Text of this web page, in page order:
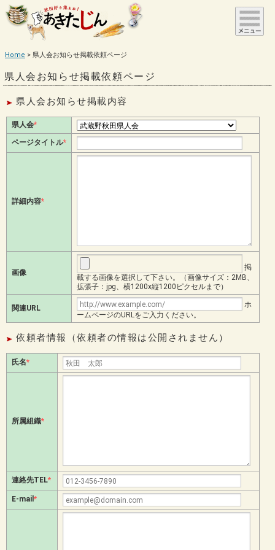
Home 県人会お知らせ掲載依頼ページ
県人会お知らせ掲載依頼ページ
県人会お知らせ掲載内容
県人会*
ページタイトル*
詳細内容*
画像
掲
載する画像を選択して下さい。（画像サイズ：2MB、
拡張子：jpg、横1200x縦1200ピクセルまで）
関連URL
ホ
ームページのURLをご入力ください。
依頼者情報（依頼者の情報は公開されません）
氏名*
所属組織*
連絡先TEL*
E-mail *